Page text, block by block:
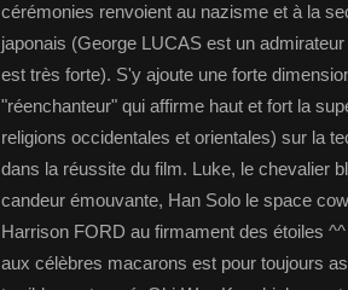
cérémonies renvoient au nazisme et à la
japonais (George LUCAS est un
est très forte). S'y ajoute une forte
"réenchanteur" qui affirme haut et fort la
religions occidentales et orientales) sur la
dans la réussite du film. Luke, le chevalier
candeur émouvante, Han Solo le space
Harrison FORD au firmament des étoiles
aux célèbres macarons est pour toujours